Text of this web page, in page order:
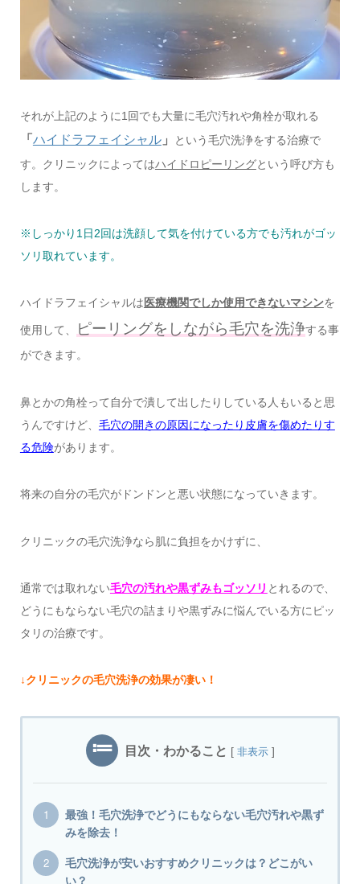
それが上記のように1回でも大量に毛穴汚れや角栓が取れる
「 ハイドラフェイシャル」
という毛穴洗浄をする治療で
す。クリニックによってはハイドロピーリングという呼び方も
します。
※しっかり1日2回は洗顔して気を付けている方でも汚れがゴッ
ソリ取れています。
ハイドラフェイシャルは医療機関でしか使用できないマシンを
使用して、 ピーリングをしながら毛穴を洗浄する事
ができます。
鼻とかの角栓って自分で潰して出したりしている人もいると思
うんですけど、 毛穴の開きの原因になったり皮膚を傷めたりす
る危険があります。
将来の自分の毛穴がドンドンと悪い状態になっていきます。
クリニックの毛穴洗浄なら肌に負担をかけずに、
通常では取れない毛穴の汚れや黒ずみもゴッソリ とれるので、
どうにもならない毛穴の詰まりや黒ずみに悩んでいる方にピッ
タリの治療です。
↓クリニックの毛穴洗浄の効果が凄い！
目次・わかること [ 非表示 ]
最強！毛穴洗浄でどうにもならない毛穴汚れや黒ず
みを除去！
毛穴洗浄が安いおすすめクリニックは？どこがい
い？